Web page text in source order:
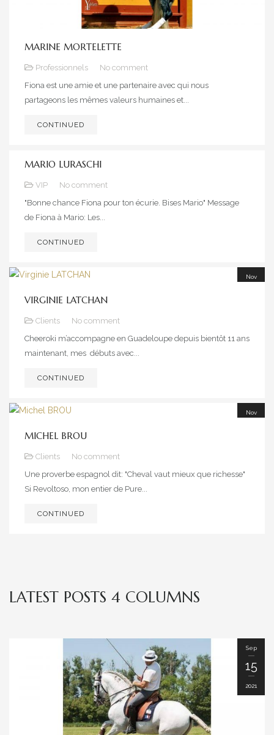
MARINE MORTELETTE
Professionnels
No comment
Fiona est une amie et une partenaire avec qui nous
partageons les mêmes valeurs humaines et...
CONTINUED
MARIO LURASCHI
VIP
No comment
"Bonne chance Fiona pour ton écurie. Bises Mario" Message
de Fiona à Mario: Les...
CONTINUED
Nov
VIRGINIE LATCHAN
Clients
No comment
Cheeroki m’accompagne en Guadeloupe depuis bientôt 11 ans
maintenant, mes débuts avec...
CONTINUED
Nov
MICHEL BROU
Clients
No comment
Une proverbe espagnol dit: "Cheval vaut mieux que richesse"
Si Revoltoso, mon entier de Pure...
CONTINUED
LATEST POSTS 4 COLUMNS
Sep
15
2021